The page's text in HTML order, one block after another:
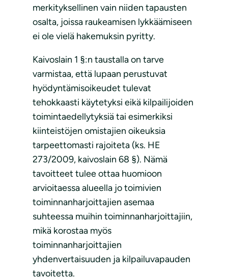
merkityksellinen vain niiden tapausten
osalta, joissa raukeamisen lykkäämiseen
ei ole vielä hakemuksin pyritty.
Kaivoslain 1 §:n taustalla on tarve
varmistaa, että lupaan perustuvat
hyödyntämisoikeudet tulevat
tehokkaasti käytetyksi eikä kilpailijoiden
toimintaedellytyksiä tai esimerkiksi
kiinteistöjen omistajien oikeuksia
tarpeettomasti rajoiteta (ks. HE
273/2009, kaivoslain 68 §). Nämä
tavoitteet tulee ottaa huomioon
arvioitaessa alueella jo toimivien
toiminnanharjoittajien asemaa
suhteessa muihin toiminnanharjoittajiin,
mikä korostaa myös
toiminnanharjoittajien
yhdenvertaisuuden ja kilpailuvapauden
tavoitetta.